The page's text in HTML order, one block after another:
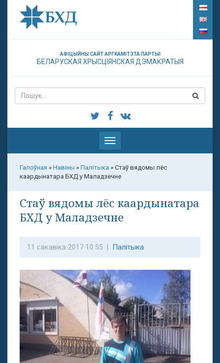
АФІЦЫЙНЫ САЙТ АРГКАМІТЭТА ПАРТЫІ
БЕЛАРУСКАЯ ХРЫСЦІЯНСКАЯ ДЭМАКРАТЫЯ
Паказаць
меню
Галоўная » Навіны » Палітыка » Стаў вядомы лёс
каардынатара БХД у Маладзечне
Стаў вядомы лёс каардынатара
БХД у Маладзечне
11 сакавіка 2017 10:55 | Палітыка